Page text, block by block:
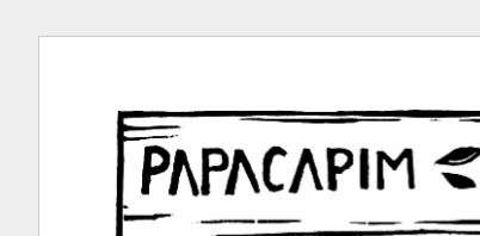
conteúdo